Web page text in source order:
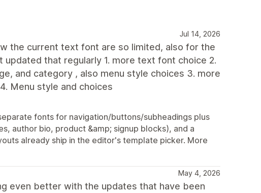
Jul 14, 2026
the current text font are so limited, also for the
that regularly 1. more text font choice 2.
and category , also menu style choices 3. more
Menu style and choices
fonts for navigation/buttons/subheadings plus
author bio, product &amp; signup blocks), and a
already ship in the editor's template picker. More
May 4, 2026
even better with the updates that have been